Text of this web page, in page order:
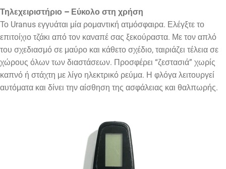
Τηλεχειριστήριο – Εύκολο στη χρήση
Το Uranus εγγυάται μία ρομαντική ατμόσφαιρα. Ελέγξτε το
επιτοίχιο τζάκι από τον καναπέ σας ξεκούραστα. Με τον απλό
του σχεδιασμό σε μαύρο και κάθετο σχέδιο, ταιριάζει τέλεια σε
χώρους όλων των διαστάσεων. Προσφέρει “ζεστασιά” χωρίς
καπνό ή στάχτη με λίγο ηλεκτρικό ρεύμα. Η φλόγα λειτουργεί
αυτόματα και δίνει την αίσθηση της ασφάλειας και θαλπωρής.